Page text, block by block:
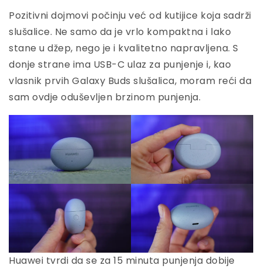
Pozitivni dojmovi počinju već od kutijice koja sadrži
slušalice. Ne samo da je vrlo kompaktna i lako
stane u džep, nego je i kvalitetno napravljena. S
donje strane ima USB-C ulaz za punjenje i, kao
vlasnik prvih Galaxy Buds slušalica, moram reći da
sam ovdje oduševljen brzinom punjenja.
Huawei tvrdi da se za 15 minuta punjenja dobije